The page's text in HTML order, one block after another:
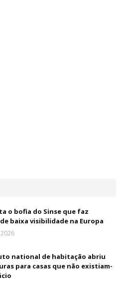
o bofia do Sinse que faz
baixa visibilidade na Europa
national de habitação abriu
para casas que não existiam-